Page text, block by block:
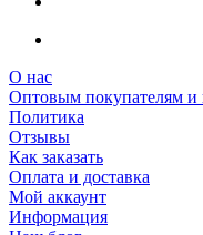
О нас
Оптовым покупателям и
Политика
Отзывы
Как заказать
Оплата и доставка
Мой аккаунт
Информация